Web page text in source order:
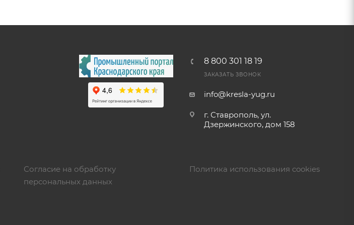
8 800 301 18 19
ЗАКАЗАТЬ ЗВОНОК
info@kresla-yug.ru
г. Ставрополь​, ул.
Дзержинского, дом 158
Согласие на обработку
персональных данных
Политика использования cookies